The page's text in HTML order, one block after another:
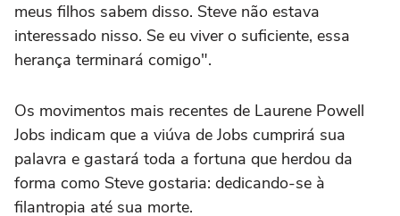
meus filhos sabem disso. Steve não estava
interessado nisso. Se eu viver o suficiente, essa
herança terminará comigo".
Os movimentos mais recentes de Laurene Powell
Jobs indicam que a viúva de Jobs cumprirá sua
palavra e gastará toda a fortuna que herdou da
forma como Steve gostaria: dedicando-se à
filantropia até sua morte.